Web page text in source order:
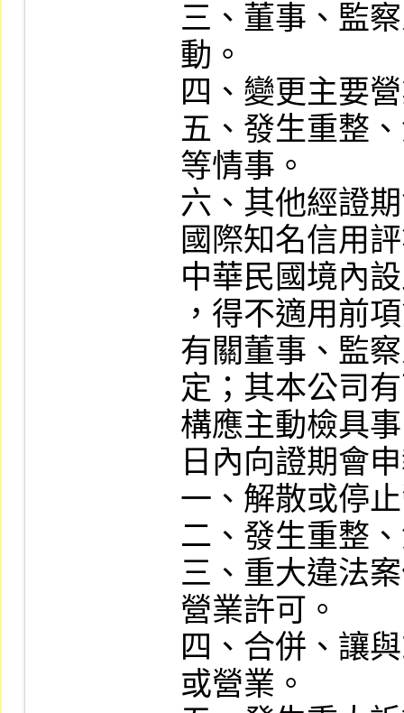
三、董事、監
動。
四、變更主要
五、發生重整
等情事。
六、其他經證
國際知名信用
中華民國境內
，得不適用前
有關董事、監
定；其本公司
構應主動檢具
日內向證期會
一、解散或停
二、發生重整
三、重大違法
營業許可。
四、合併、讓
或營業。